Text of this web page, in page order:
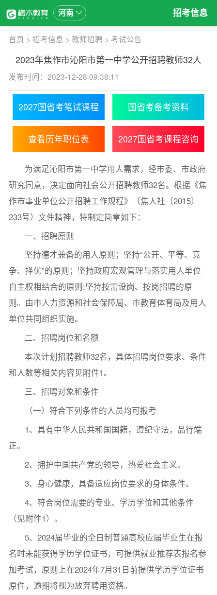
河南 招考信息
首页 > 招考信息 > 教师招聘 > 考试公告
2023年焦作市沁阳市第一中学公开招聘教师32人
发布时间：2023-12-28 09:38:11
2027国省考笔试课程 国省考备考资料
查看历年职位表 2027国省考课程咨询
为满足沁阳市第一中学用人需求，经市委、市政府
研究同意，决定面向社会公开招聘教师32名。根据《焦
作市事业单位公开招聘工作规程》（焦人社〔2015〕
233号）文件精神，特制定简章如下：
一、招聘原则
坚持德才兼备的用人原则；坚持“公开、平等、竞
争、择优”的原则；坚持政府宏观管理与落实用人单位
自主权相结合的原则;坚持按需设岗、按岗招聘的原
则。由市人力资源和社会保障局、市教育体育局及用人
单位共同组织实施。
二、招聘岗位和名额
本次计划招聘教师32名，具体招聘岗位要求、条件
和人数等相关内容见附件1。
三、招聘对象和条件
（一）符合下列条件的人员均可报考
1、具有中华人民共和国国籍，遵纪守法，品行端
正。
2、拥护中国共产党的领导，热爱社会主义。
3、身心健康，具备适应岗位要求的身体条件。
4、符合岗位需要的专业、学历学位和其他条件
（见附件1）。
5、2024届毕业的全日制普通高校应届毕业生在报
名时未能获得学历学位证书，可提供就业推荐表报名参
加考试，原则上在2024年7月31日前提供学历学位证书
原件，逾期将视为放弃聘用资格。